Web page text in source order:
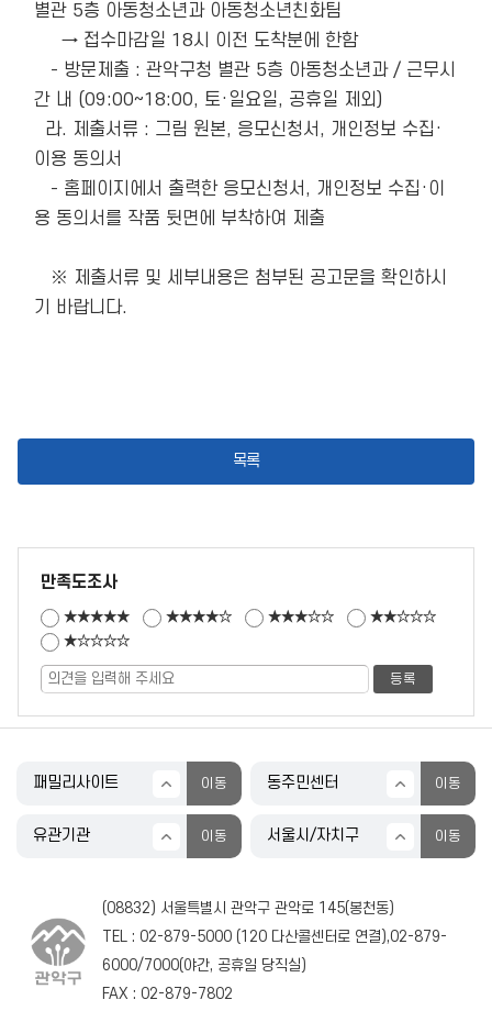
별관 5층 아동청소년과 아동청소년친화팀
간 내 (09:00~18:00, 토·일요일, 공휴일 제외)
이용 동의서
용 동의서를 작품 뒷면에 부착하여 제출
기 바랍니다.
목록
만족도조사
★★★★★ ★★★★☆ ★★★☆☆
★★☆☆☆
★☆☆☆☆
(08832) 서울특별시 관악구 관악로 145(봉천동)
TEL : 02-879-5000(120다산콜센터로 연결),02-879-
6000/ 7000(야간, 공휴일 당직실)
FAX : 02-879-7802